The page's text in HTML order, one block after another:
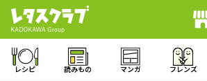
レシピ 読みもの マンガ フレンズ